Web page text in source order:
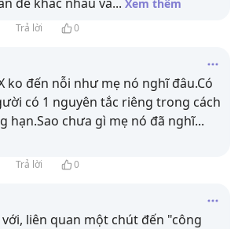
Xem thêm
Trả lời 0
ko đến nỗi như mẹ nó nghĩ đâu.Có
có 1 nguyên tắc riêng trong cách
hạn.Sao chưa gì mẹ nó đã nghĩ...
Trả lời 0
liên quan một chút đến "công